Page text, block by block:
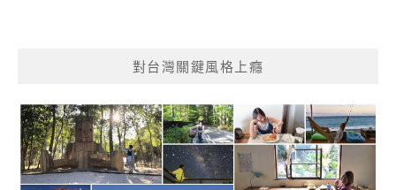
對台灣關鍵風格上癮